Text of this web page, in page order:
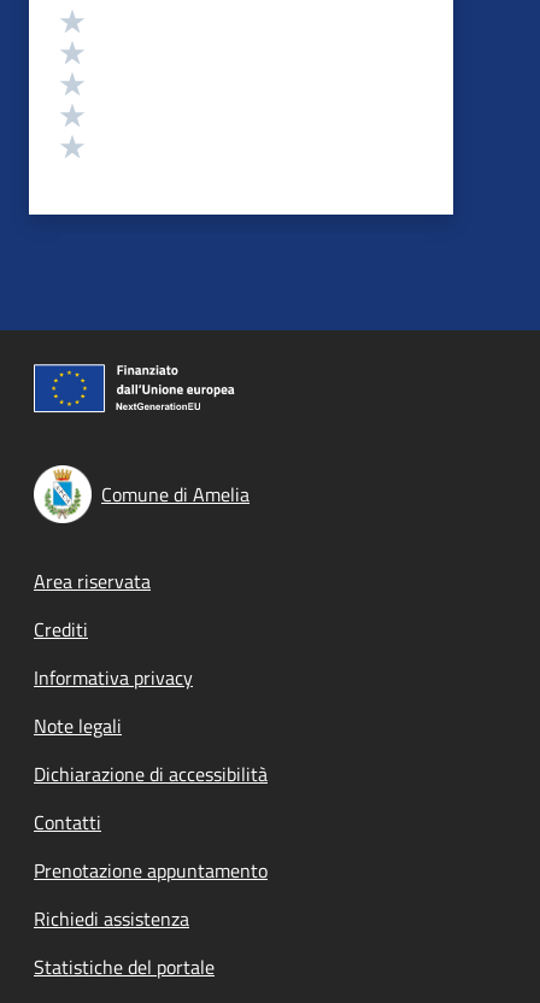
Valutazione
Comune di Amelia
Footer menu
Area riservata
Crediti
Informativa privacy
Note legali
Dichiarazione di accessibilità
Contatti
Prenotazione appuntamento
Richiedi assistenza
Statistiche del portale